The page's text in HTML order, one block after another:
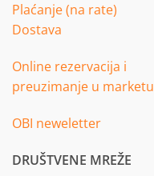
Plaćanje (na rate)
Dostava
Online rezervacija i
preuzimanje u marketu
OBI neweletter
DRUŠTVENE MREŽE